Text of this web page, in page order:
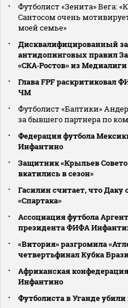
Футболист «Зенита» Вега:
Сантосом очень
моей семье»
Дисквалифицированный
антидопинговых правил
«СКА‑Ростов» из Медиалиги
Глава FPF раскритиковал
ЧМ
Футболист «Балтики»
за бывшего партнера по
Федерация футбола
Инфантино
Защитник «Крыльев
вкатились в сезон»
Гасилин считает, что
«Спартака»
Ассоциация футбола
президента ФИФА
«Витория» разгромила
четвертьфинал Кубка
Африканская
Инфантино
Футболиста в Уганде